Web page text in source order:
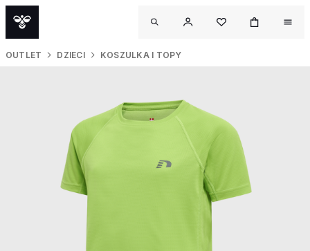
OUTLET DZIECI KOSZULKA I TOPY